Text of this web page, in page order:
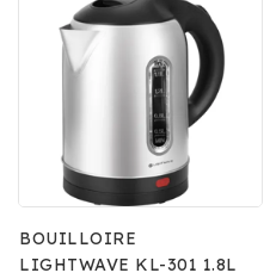
BOUILLOIRE
LIGHTWAVE KL-301 1.8L